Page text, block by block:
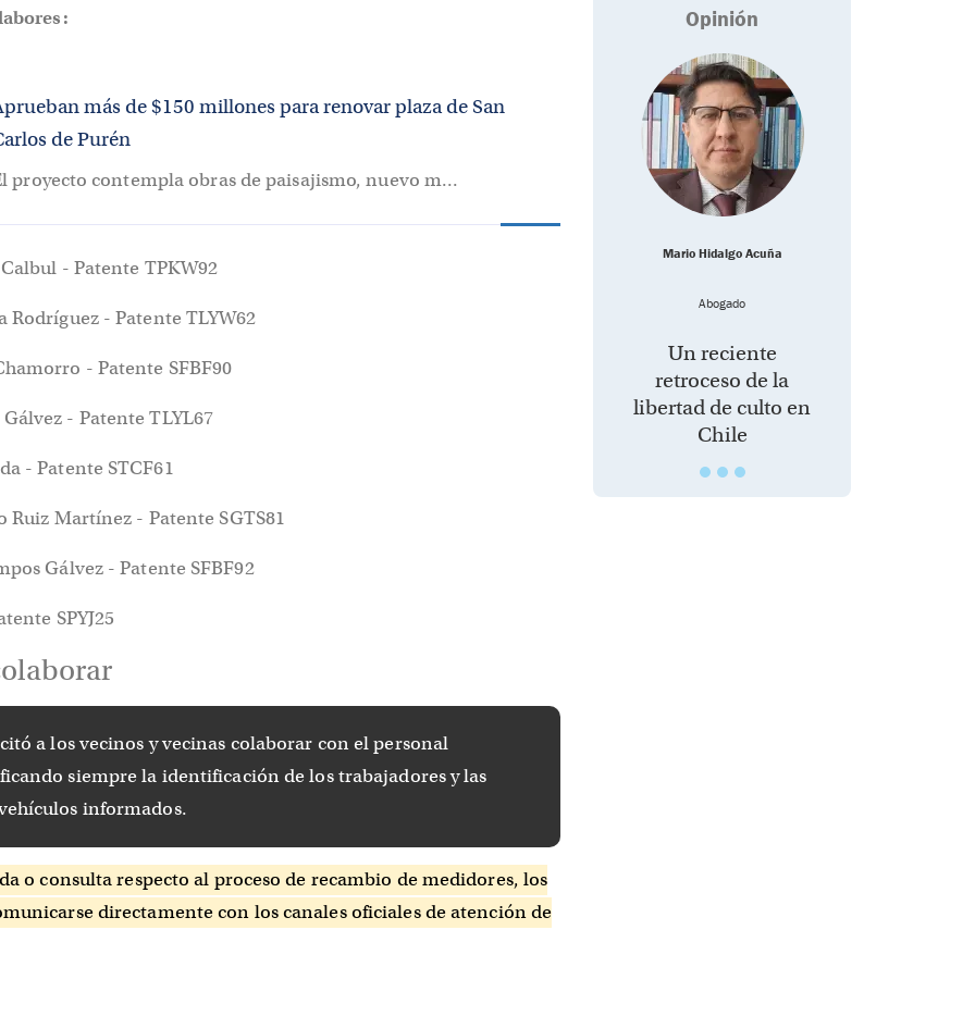
más de $150 millones para renovar plaza de San
de Purén
proyecto contempla obras de paisajismo, nuevo m...
- Patente TPKW92
Rodríguez - Patente TLYW62
- Patente SFBF90
- Patente TLYL67
- Patente STCF61
Ruiz Martínez - Patente SGTS81
Gálvez - Patente SFBF92
SPYJ25
a los vecinos y vecinas colaborar con el personal
siempre la identificación de los trabajadores y las
informados.
o consulta respecto al proceso de recambio de medidores, los
directamente con los canales oficiales de atención de
Opinión
Mario Hidalgo Acuña
Abogado
Un reciente
retroceso de la
libertad de culto en
Chile